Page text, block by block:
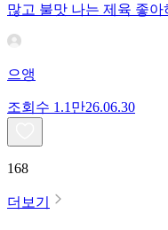
많고 불맛 나는 제육 좋
으앵
조회수 1.1만26.06.30
168
더보기